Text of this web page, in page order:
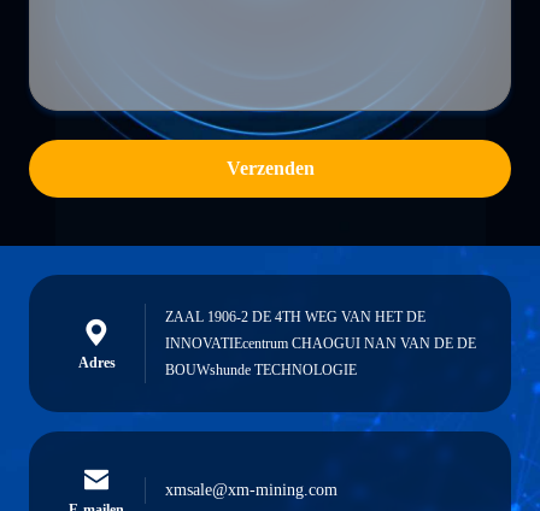
Verzenden
Adres
ZAAL 1906-2 DE 4TH WEG VAN HET DE
INNOVATIEcentrum CHAOGUI NAN VAN DE DE
BOUWshunde TECHNOLOGIE
xmsale@xm-mining.com